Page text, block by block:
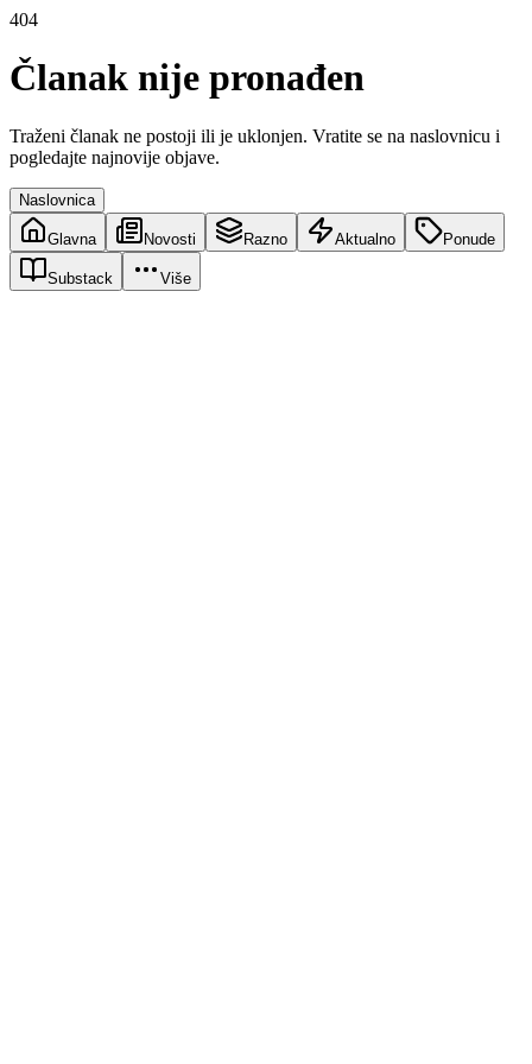
404
Članak nije pronađen
Traženi članak ne postoji ili je uklonjen. Vratite se na naslovnicu i
pogledajte najnovije objave.
Naslovnica
Glavna Novosti Razno Aktualno Ponude
Substack Više